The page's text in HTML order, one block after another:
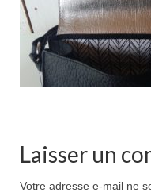
Pour acheter
Contact
Laisser un
Votre adresse e-mail ne